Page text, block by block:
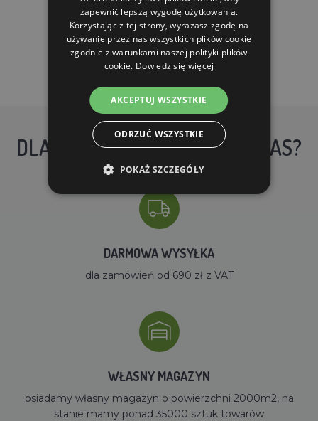
DO KOSZYKA
DLACZEGO WARTO KUPIĆ U NAS?
DARMOWA WYSYŁKA
dla zamówień od 690 zł z VAT
WŁASNY MAGAZYN
osiadamy własny magazyn o powierzchni 2000m2, na
stanie mamy ponad 35000 sztuk towarów
zapewnić lepszą wygodę użytkowania.
Korzystając z tej strony, wyrażasz zgodę na
używanie przez nas wszystkich plików cookie
zgodnie z warunkami naszej polityki plików
cookie. Dowiedz się więcej
AKCEPTUJ WSZYSTKIE
ODRZUĆ WSZYSTKIE
POKAŻ SZCZEGÓŁY